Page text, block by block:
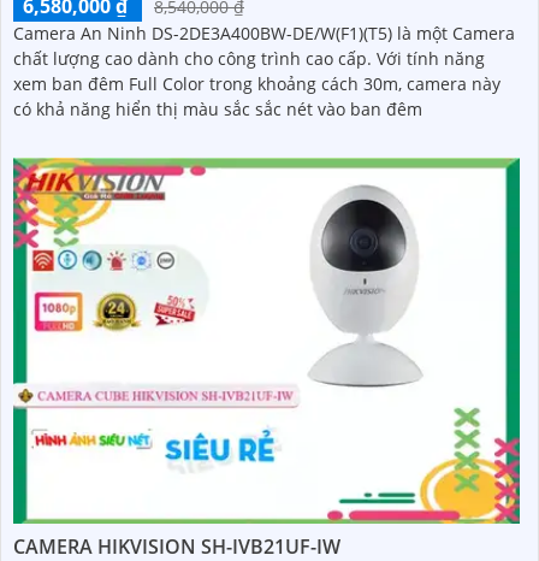
6,580,000 ₫
8,540,000 ₫
Camera An Ninh DS-2DE3A400BW-DE/W(F1)(T5) là một Camera
chất lượng cao dành cho công trình cao cấp. Với tính năng
xem ban đêm Full Color trong khoảng cách 30m, camera này
có khả năng hiển thị màu sắc sắc nét vào ban đêm
CAMERA HIKVISION SH-IVB21UF-IW